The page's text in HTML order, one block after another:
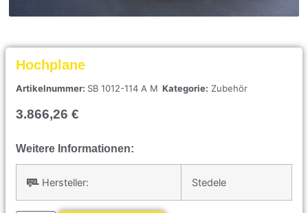
Hochplane
Artikelnummer: SB 1012-114 A M Kategorie: Zubehör
3.866,26 €
Weitere Informationen:
Hersteller: Stedele